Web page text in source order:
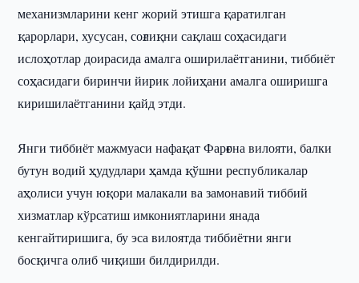
механизмларини кенг жорий этишга қаратилган
қарорлари, хусусан, соғлиқни сақлаш соҳасидаги
ислоҳотлар доирасида амалга оширилаётганини, тиббиёт
соҳасидаги биринчи йирик лойиҳани амалга оширишга
киришилаётганини қайд этди.
Янги тиббиёт мажмуаси нафақат Фарғона вилояти, балки
бутун водий ҳудудлари ҳамда қўшни республикалар
аҳолиси учун юқори малакали ва замонавий тиббий
хизматлар кўрсатиш имкониятларини янада
кенгайтиришига, бу эса вилоятда тиббиётни янги
босқичга олиб чиқиши билдирилди.